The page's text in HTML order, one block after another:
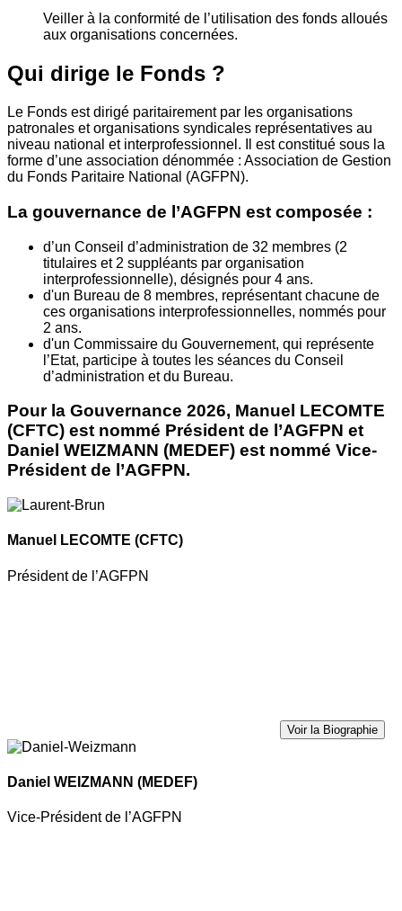
Veiller à la conformité de l’utilisation des fonds alloués
aux organisations concernées.
Qui dirige le Fonds ?
Le Fonds est dirigé paritairement par les organisations
patronales et organisations syndicales représentatives au
niveau national et interprofessionnel. Il est constitué sous la
forme d’une association dénommée : Association de Gestion
du Fonds Paritaire National (AGFPN).
La gouvernance de l’AGFPN est composée :
d’un Conseil d’administration de 32 membres (2
titulaires et 2 suppléants par organisation
interprofessionnelle), désignés pour 4 ans.
d'un Bureau de 8 membres, représentant chacune de
ces organisations interprofessionnelles, nommés pour
2 ans.
d'un Commissaire du Gouvernement, qui représente
l’Etat, participe à toutes les séances du Conseil
d’administration et du Bureau.
Pour la Gouvernance 2026, Manuel LECOMTE
(CFTC) est nommé Président de l’AGFPN et
Daniel WEIZMANN (MEDEF) est nommé Vice-
Président de l’AGFPN.
Manuel LECOMTE (CFTC)
Président de l’AGFPN
Voir la Biographie
Daniel WEIZMANN (MEDEF)
Vice-Président de l’AGFPN